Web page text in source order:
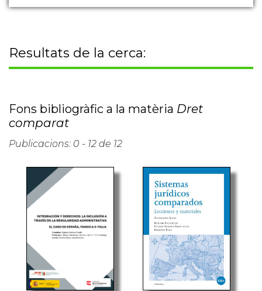
Resultats de la cerca:
Fons bibliogràfic a la matèria Dret
comparat
Publicacions: 0 - 12 de 12